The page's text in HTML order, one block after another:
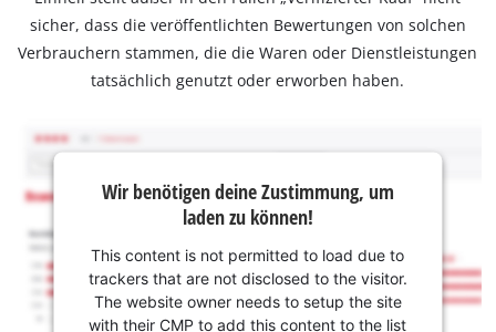
sicher, dass die veröffentlichten Bewertungen von solchen
Verbrauchern stammen, die die Waren oder Dienstleistungen
tatsächlich genutzt oder erworben haben.
Wir benötigen deine Zustimmung, um
laden zu können!
This content is not permitted to load due to
trackers that are not disclosed to the visitor.
The website owner needs to setup the site
with their CMP to add this content to the list